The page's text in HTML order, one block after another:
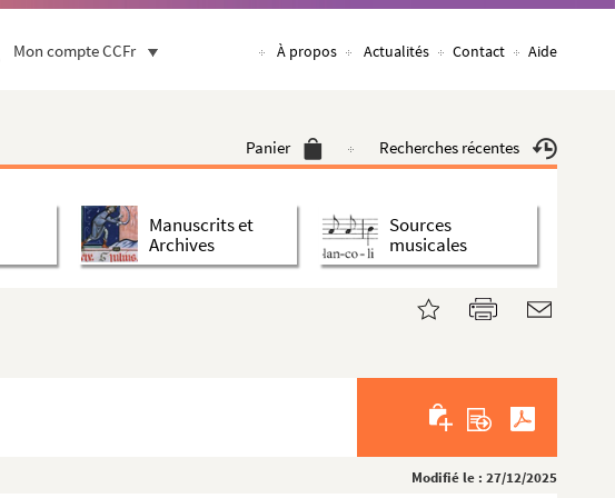
Mon compte CCFr À propos Actualités Contact Aide
Panier Recherches récentes
Manuscrits et
Archives
Sources
musicales
Modifié le : 27/12/2025